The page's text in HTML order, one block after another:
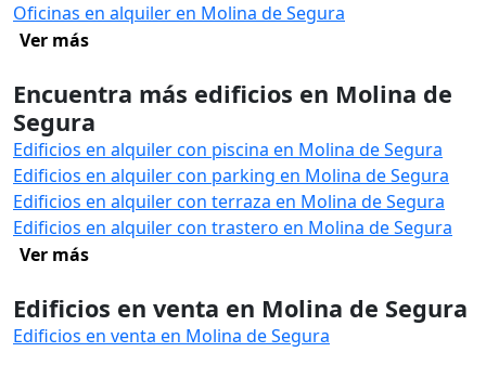
Oficinas en alquiler en Molina de Segura
Ver más
Encuentra más edificios en Molina de
Segura
Edificios en alquiler con piscina en Molina de Segura
Edificios en alquiler con parking en Molina de Segura
Edificios en alquiler con terraza en Molina de Segura
Edificios en alquiler con trastero en Molina de Segura
Ver más
Edificios en venta en Molina de Segura
Edificios en venta en Molina de Segura